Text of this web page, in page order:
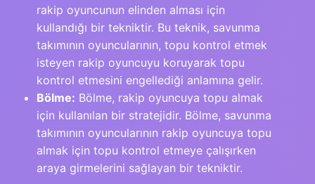
rakip oyuncunun elinden alması için
kullandığı bir tekniktir. Bu teknik, savunma
takımının oyuncularının, topu kontrol etmek
isteyen rakip oyuncuyu koruyarak topu
kontrol etmesini engellediği anlamına gelir.
Bölme: Bölme, rakip oyuncuya topu almak
için kullanılan bir stratejidir. Bölme, savunma
takımının oyuncularının rakip oyuncuya topu
almak için topu kontrol etmeye çalışırken
araya girmelerini sağlayan bir tekniktir.